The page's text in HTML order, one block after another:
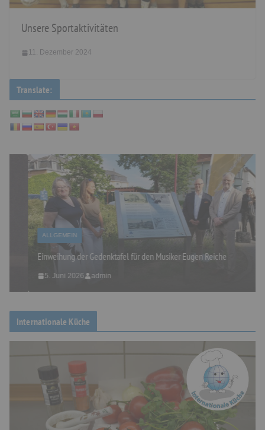
Unsere Sportaktivitäten
11. Dezember 2024
Translate:
ALLGEMEIN
Einweihung der Gedenktafel für den Musiker Eugen Reiche
5. Juni 2026 admin
Internationale Küche